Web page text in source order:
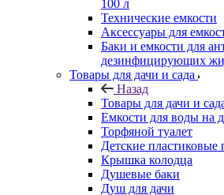
100 л
Технические емкости
Аксессуары для
Баки и емкости для
дезинфицирующих
Товары для дачи и сада
Назад
Товары для дачи и
Емкости для воды на
Торфяной туалет
Детские пластиковые
Крышка колодца
Душевые баки
Душ для дачи